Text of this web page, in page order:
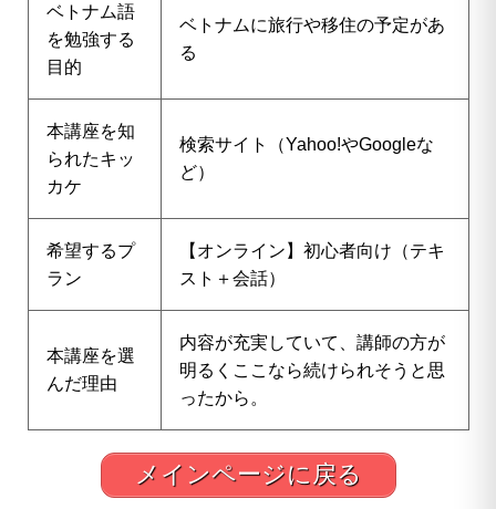
ベトナム語
を勉強する
目的
ベトナムに旅行や移住の予定があ
る
本講座を知
られたキッ
カケ
検索サイト（Yahoo!やGoogleな
ど）
希望するプ
ラン
【オンライン】初心者向け（テキ
スト＋会話）
本講座を選
んだ理由
内容が充実していて、講師の方が
明るくここなら続けられそうと思
ったから。
メインページに戻る